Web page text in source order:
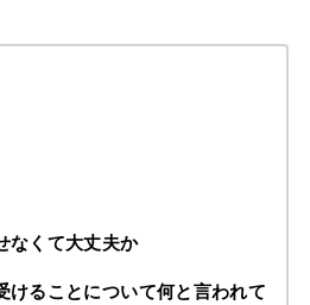
なくて大丈夫か
けることについて何と言われて